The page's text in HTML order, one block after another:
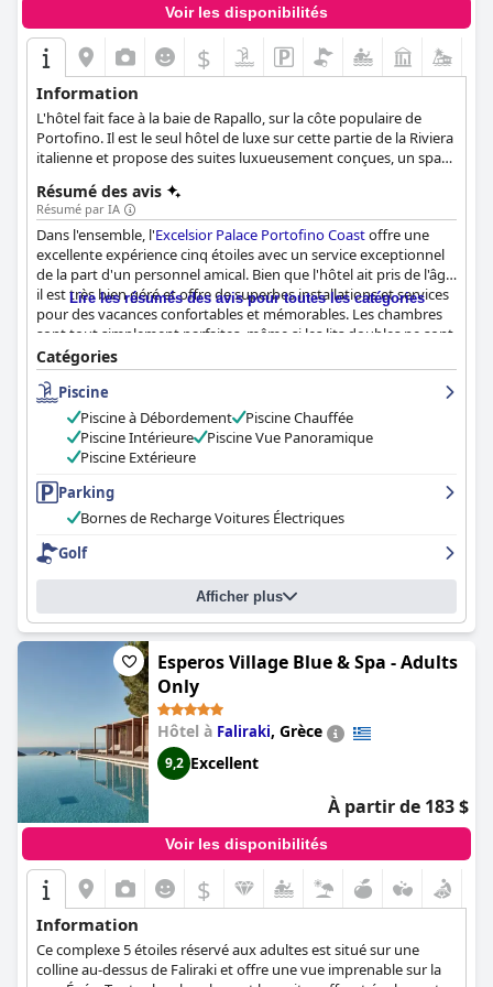
Voir les disponibilités
$
Information
L'hôtel fait face à la baie de Rapallo, sur la côte populaire de
Portofino. Il est le seul hôtel de luxe sur cette partie de la Riviera
italienne et propose des suites luxueusement conçues, un spa
espaces événementiels pour accueillir votre réunion, votre
mariage ou votre fête. L'hôtel dispose également d'un
restaurant d'été, l'Eden Roc Lounge & Restaurant, ouvert au
déjeuner et au dîner.
Résumé des avis
Résumé par IA
Dans l'ensemble, l'Excelsior Palace Portofino Coastoffre une
excellente expérience cinq étoiles avec un service exceptionnel
de la part d'un personnel amical. Bien que l'hôtel ait pris de l'âge,
il est très bien géré et offre de superbes installations et services
pour des vacances confortables et mémorables. Les chambres
sont tout simplement parfaites, même si les lits doubles ne sont
pas les plus confortables. Les clients repartent avec une
impression positive et inoubliable de cet hôtel luxueux.
Lire les résumés des avis pour toutes les catégories
Catégories
Piscine
Piscine à Débordement
Piscine Chauffée
Piscine Intérieure
Piscine Vue Panoramique
Piscine Extérieure
Parking
Bornes de Recharge Voitures Électriques
Golf
Afficher plus
Esperos Village Blue & Spa - Adults
Only
Hôtel à Faliraki, Grèce
9,2 Excellent
À partir de 183 $
Voir les disponibilités
$
Information
Ce complexe 5 étoiles réservé aux adultes est situé sur une
colline au-dessus de Faliraki et offre une vue imprenable sur la